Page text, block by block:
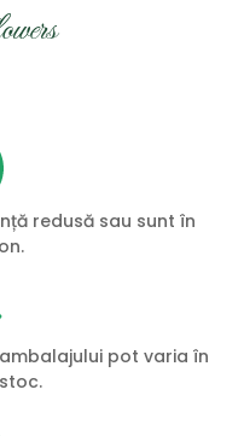
redusă sau sunt în
pot varia în